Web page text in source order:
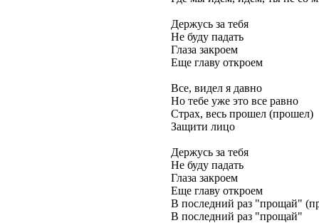
Держусь за тебя
Не буду падать
Глаза закроем
Еще главу откроем
Все, видел я давно
Но тебе уже это все равно
Страх, весь прошел (прошел)
Защити лицо
Держусь за тебя
Не буду падать
Глаза закроем
Еще главу откроем
В последний раз "прощай"
В последний раз "прощай"